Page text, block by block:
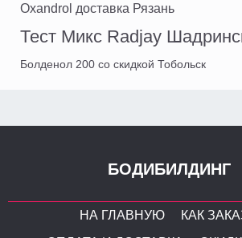
Oxandrol доставка Рязань
Тест Микс Radjay
Болденол 200 со скидкой Тобольск
БОДИБИЛДИНГ
НА ГЛАВНУЮ
КАК